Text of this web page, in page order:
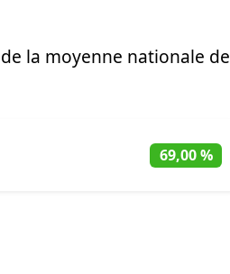
la moyenne nationale de
69,00 %